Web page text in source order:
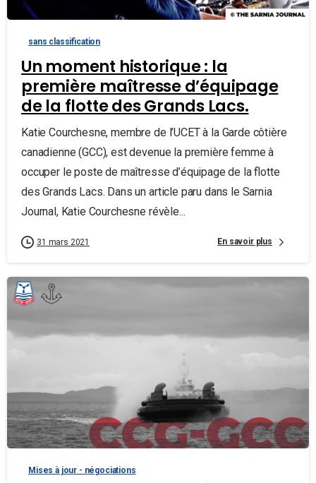
sans classification
Un moment historique : la
première maîtresse d’équipage
de la flotte des Grands Lacs.
Katie Courchesne, membre de l’UCET à la Garde côtière
canadienne (GCC), est devenue la première femme à
occuper le poste de maîtresse d’équipage de la flotte
des Grands Lacs. Dans un article paru dans le Sarnia
Journal, Katie Courchesne révèle...
31 mars 2021 En savoir plus
Mises à jour - négociations